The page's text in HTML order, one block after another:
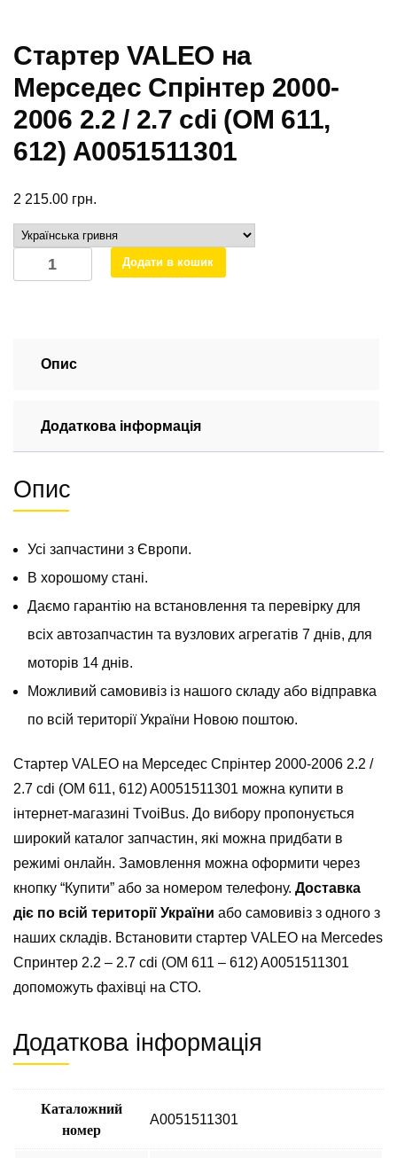
Стартер VALEO на
Мерседес Спрінтер 2000-
2006 2.2 / 2.7 cdi (ОМ 611,
612) A0051511301
2 215.00 грн.
Стартер
VALEO
2000-
2.7
(ОМ
611,
A0051511301
кількість
Додати в кошик
Опис
Додаткова інформація
Опис
Усі запчастини з Європи.
В хорошому стані.
Даємо гарантію на встановлення та перевірку для
всіх автозапчастин та вузлових агрегатів 7 днів, для
моторів 14 днів.
Можливий самовивіз із нашого складу або відправка
по всій території України Новою поштою.
Стартер VALEO на Мерседес Спрінтер 2000-2006 2.2 /
2.7 cdi (ОМ 611, 612) A0051511301 можна купити в
інтернет-магазині TvoiBus. До вибору пропонується
широкий каталог запчастин, які можна придбати в
режимі онлайн. Замовлення можна оформити через
кнопку “Купити” або за номером телефону. Доставка
діє по всій території України або самовивіз з одного з
наших складів. Встановити стартер VALEO на Mercedes
Спринтер 2.2 – 2.7 cdi (ОМ 611 – 612) A0051511301
допоможуть фахівці на СТО.
Додаткова інформація
Каталожний
номер
A0051511301